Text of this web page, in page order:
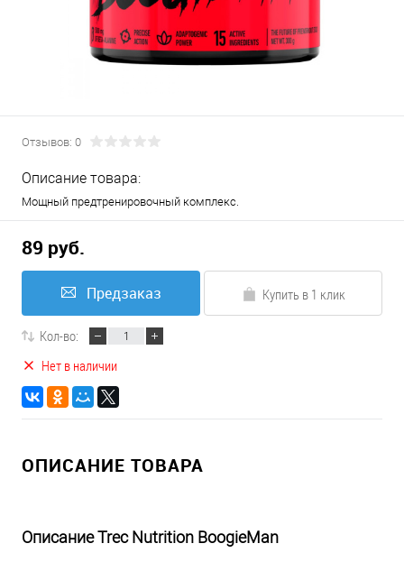
Отзывов: 0
Описание товара:
Мощный предтренировочный комплекс.
89 руб.
Предзаказ Купить в 1 клик
Кол-во:
Нет в наличии
ОПИСАНИЕ ТОВАРА
Описание Trec Nutrition BoogieMan